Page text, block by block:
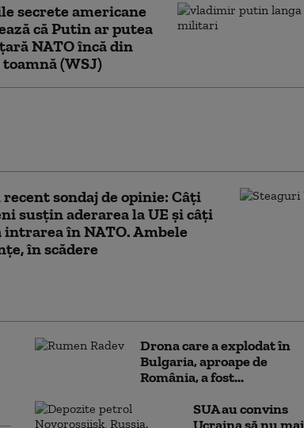
secrete americane
că Putin ar putea
NATO încă din
toamnă (WSJ)
recent sondaj de opinie: Câți
susțin aderarea la UE și câți
în NATO. Ambele
în scădere
Drona care a explodat în
Bulgaria, aproape de
România, a fost...
SUA au convins